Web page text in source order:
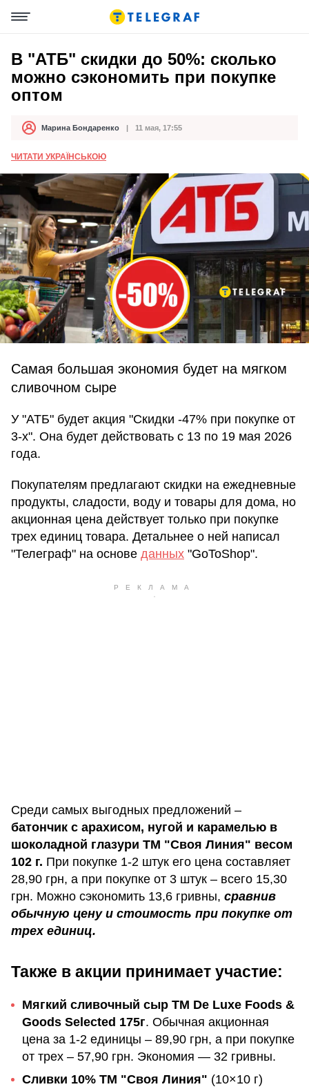
В "АТБ" скидки до 50%: сколько
можно сэкономить при покупке
оптом
АвторМарина Бондаренко
Дата публикации 11 мая, 17:55
ЧИТАТИ УКРАЇНСЬКОЮ
Самая большая экономия будет на мягком
сливочном сыре
У "АТБ" будет акция "Скидки -47% при покупке от
3-х". Она будет действовать с 13 по 19 мая 2026
года.
Покупателям предлагают скидки на ежедневные
продукты, сладости, воду и товары для дома, но
акционная цена действует только при покупке
трех единиц товара. Детальнее о ней написал
"Телеграф" на основе данных "GoToShop".
Среди самых выгодных предложений –
батончик с арахисом, нугой и карамелью в
шоколадной глазури ТМ "Своя Линия" весом
102 г. При покупке 1-2 штук его цена составляет
28,90 грн, а при покупке от 3 штук – всего 15,30
грн. Можно сэкономить 13,6 гривны, сравнив
обычную цену и стоимость при покупке от
трех единиц.
Также в акции принимает участие:
Мягкий сливочный сыр TM De Luxe Foods &
Goods Selected 175г. Обычная акционная
цена за 1-2 единицы – 89,90 грн, а при покупке
от трех – 57,90 грн. Экономия — 32 гривны.
Сливки 10% ТМ "Своя Линия" (10×10 г)